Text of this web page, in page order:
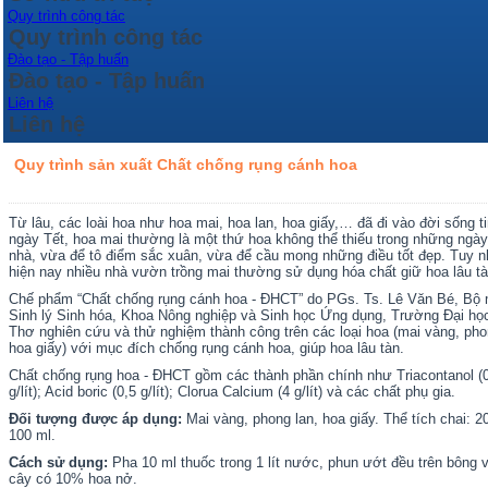
Quy trình công tác
Quy trình công tác
Đào tạo - Tập huấn
Đào tạo - Tập huấn
Liên hệ
Liên hệ
Quy trình sản xuất Chất chống rụng cánh hoa
Từ lâu, các loài hoa như hoa mai, hoa lan, hoa giấy,… đã đi vào đời sống
ngày Tết, hoa mai thường là một thứ hoa không thể thiếu trong những
nhà, vừa để tô điểm sắc xuân, vừa để cầu mong những điều tốt đẹp. Tuy
hiện nay nhiều nhà vườn trồng mai thường sử dụng hóa chất giữ hoa lâu
Chế phẩm “Chất chống rụng cánh hoa - ĐHCT” do PGs. Ts. Lê Văn Bé, Bộ
Sinh lý Sinh hóa, Khoa Nông nghiệp và Sinh học Ứng dụng, Trường Đại
Thơ nghiên cứu và thử nghiệm thành công trên các loại hoa (mai vàng,
hoa giấy) với mục đích chống rụng cánh hoa, giúp hoa lâu tàn.
Chất chống rụng hoa - ĐHCT gồm các thành phần chính như Triacontanol
g/lít); Acid boric (0,5 g/lít); Clorua Calcium (4 g/lít) và các chất phụ gia.
Đối tượng được áp dụng: Mai vàng, phong lan, hoa giấy. Thể tích chai:
100 ml.
Cách sử dụng: Pha 10 ml thuốc trong 1 lít nước, phun ướt đều trên bông
cây có 10% hoa nở.